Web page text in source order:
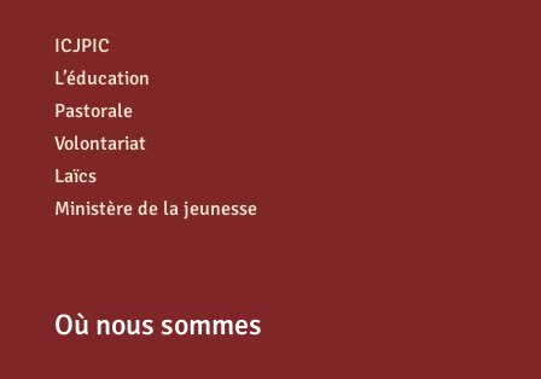
ICJPIC
L’éducation
Pastorale
Volontariat
Laïcs
Ministère de la jeunesse
Où nous sommes